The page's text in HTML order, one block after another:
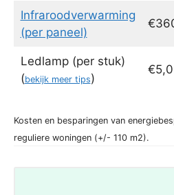
Infraroodverwarming
(per paneel)
Ledlamp (per stuk)
(bekijk meer tips)
Kosten en besparingen van
reguliere woningen (+/- 110 m2).